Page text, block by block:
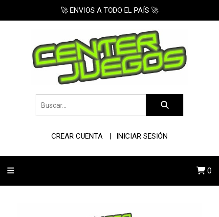
🚀 ENVIOS A TODO EL PAÍS 🚀
CREAR CUENTA INICIAR SESIÓN
0